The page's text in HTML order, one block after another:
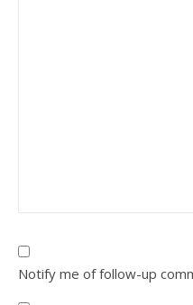
Notify me of follow-up